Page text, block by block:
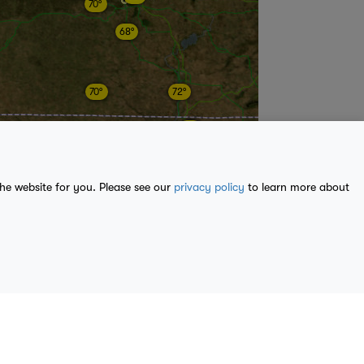
website for you. Please see our privacy policy to learn more about
70°
70°
68°
72°